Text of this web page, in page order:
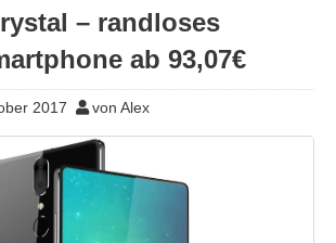
– randloses
ab 93,07€
2017 von Alex